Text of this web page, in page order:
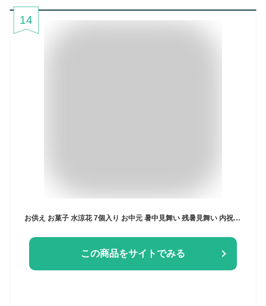
14
お供え お菓子 水涼花 7個入り お中元 暑中見舞い 残暑見舞い 内祝 出産内祝い 贈答品 ゼリー 和菓子 ギフト 詰め合わせ あす楽 梅 温州みかん 甘夏 白桃 フルーツゼリー お祝い 御仏前 お供え物 お見舞い 快気祝い スイーツ 洋菓子 手土産 常温保存可 日持ち 個包装
この商品をサイトでみる